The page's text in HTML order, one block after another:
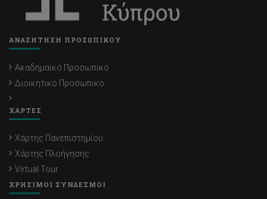
ΑΝΑΖΗΤΗΣΗ ΠΡΟΣΩΠΙΚΟΥ
Ακαδημαϊκό Προσωπικό
Διοικητικό Προσωπικό
ΧΑΡΤΕΣ
Χάρτης Πανεπιστημίου
Χάρτης Πλοήγησης
Virtual Tour
ΧΡΗΣΙΜΟΙ ΣΥΝΔΕΣΜΟΙ